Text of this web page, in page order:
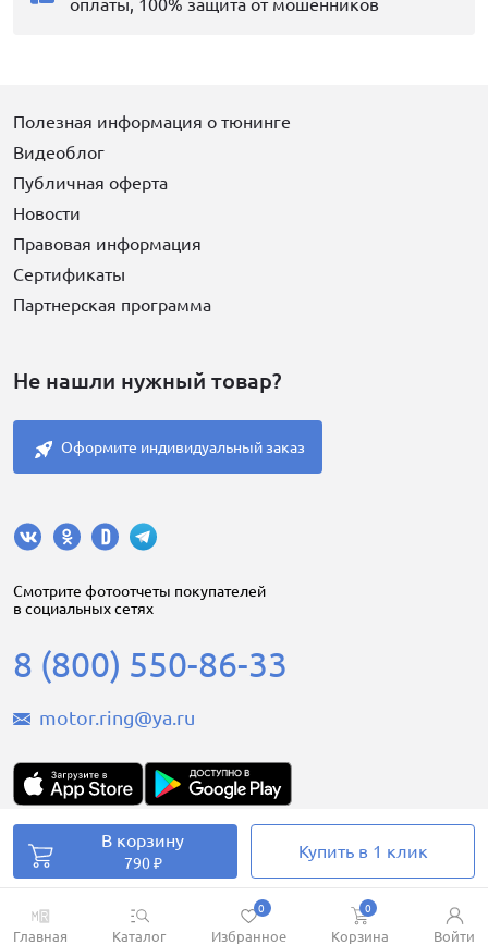
Главная Каталог Избранное
0
Корзина
0
Войти
В корзину
790 ₽
Купить в 1 клик
оплаты, 100% защита от мошенников
Полезная информация о тюнинге
Видеоблог
Публичная оферта
Новости
Правовая информация
Сертификаты
Партнерская программа
Не нашли нужный товар?
Оформите индивидуальный заказ
Cмотрите фотоотчеты покупателей
в социальных сетях
8 (800) 550-86-33
motor.ring@ya.ru
Motorring.ru © 2008-2026